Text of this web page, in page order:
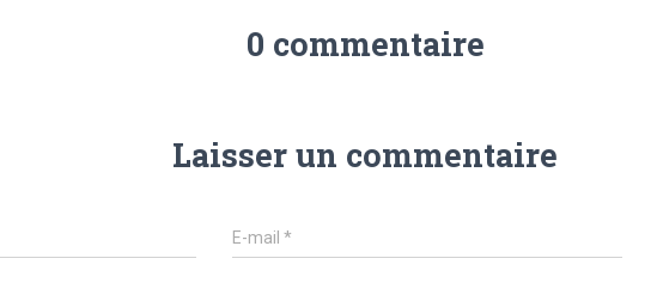
0 commentaire
Laisser un commentaire
E-mail*